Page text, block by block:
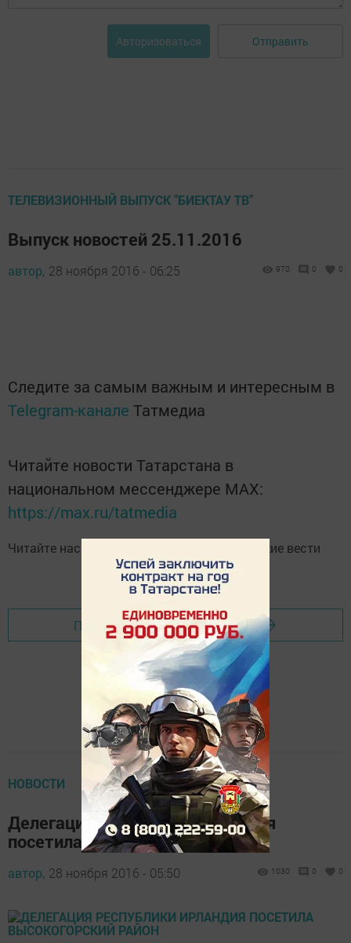
Авторизоваться Отправить
ТЕЛЕВИЗИОННЫЙ ВЫПУСК "БИЕКТАУ ТВ"
Выпуск новостей 25.11.2016
автор, 28 ноября 2016 - 06:25 970 0 0
Следите за самым важным и интересным в
Telegram-канале Татмедиа
Читайте новости Татарстана в
национальном мессенджере MАХ:
https://max.ru/tatmedia
Читайте нас в Высокогорские вести
Перейти на страницу новости
НОВОСТИ
Делегация Республики Ирландия
посетила Высокогорский район
автор, 28 ноября 2016 - 05:50 1030 0 0